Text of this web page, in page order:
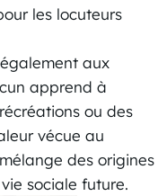
les locuteurs
aux
apprend à
ou des
vécue au
des origines
sociale future.